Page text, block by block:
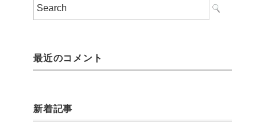
最近のコメント
新着記事